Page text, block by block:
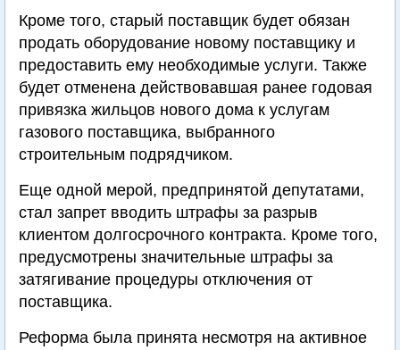
Кроме того, старый поставщик будет обязан
продать оборудование новому поставщику и
предоставить ему необходимые услуги. Также
будет отменена действовавшая ранее годовая
привязка жильцов нового дома к услугам
газового поставщика, выбранного
строительным подрядчиком.
Еще одной мерой, предпринятой депутатами,
стал запрет вводить штрафы за разрыв
клиентом долгосрочного контракта. Кроме того,
предусмотрены значительные штрафы за
затягивание процедуры отключения от
поставщика.
Реформа была принята несмотря на активное